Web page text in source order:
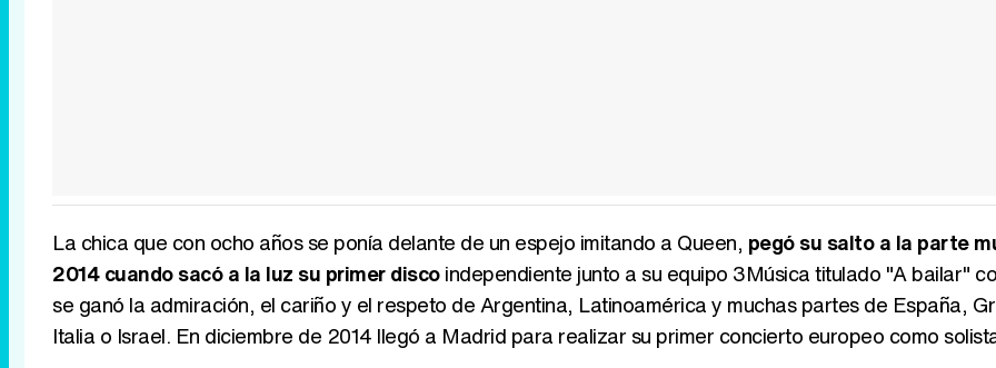
La chica que con ocho años se ponía delante de un espejo imitando a Queen, pegó su salto a la parte
2014 cuando sacó a la luz su primer discoindependiente junto a su equipo 3Música titulado "A bailar"
se ganó la admiración, el cariño y el respeto de Argentina, Latinoamérica y muchas partes de España,
Italia o Israel. En diciembre de 2014 llegó a Madrid para realizar su primer concierto europeo como